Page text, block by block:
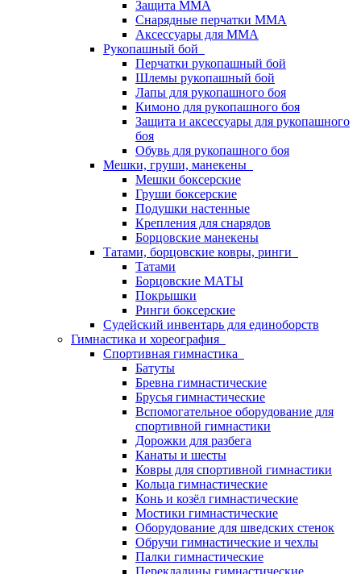
Защита ММА
Снарядные перчатки ММА
Аксессуары для ММА
Рукопашный бой
Перчатки рукопашный бой
Шлемы рукопашный бой
Лапы для рукопашного боя
Кимоно для рукопашного боя
Защита и аксессуары для рукопашного
боя
Обувь для рукопашного боя
Мешки, груши, манекены
Мешки боксерские
Груши боксерские
Подушки настенные
Крепления для снарядов
Борцовские манекены
Татами, борцовские ковры, ринги
Татами
Борцовские МАТЫ
Покрышки
Ринги боксерские
Судейский инвентарь для единоборств
Гимнастика и хореография
Спортивная гимнастика
Батуты
Бревна гимнастические
Брусья гимнастические
Вспомогательное оборудование для
спортивной гимнастики
Дорожки для разбега
Канаты и шесты
Ковры для спортивной гимнастики
Кольца гимнастические
Конь и козёл гимнастические
Мостики гимнастические
Оборудование для шведских стенок
Обручи гимнастические и чехлы
Палки гимнастические
Перекладины гимнастические